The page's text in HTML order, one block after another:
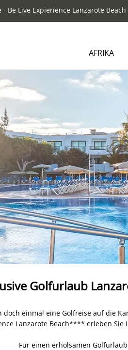
Be Live Expierience Lanzarote Beach
AFRIKA
Golfurlaub
doch einmal eine Golfreise auf die
Lanzarote Beach**** erleben
Für einen erholsamen